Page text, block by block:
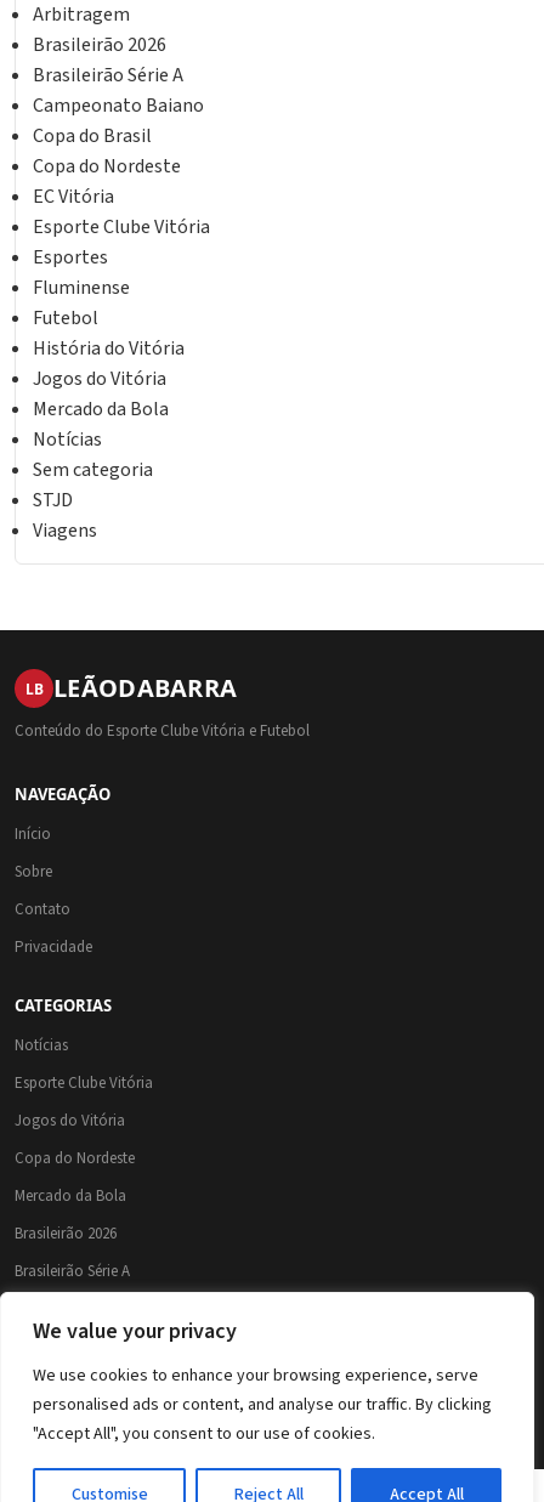
We value your privacy
We use cookies to enhance your browsing experience, serve
personalised ads or content, and analyse our traffic. By clicking
"Accept All", you consent to our use of cookies.
Customise Reject All Accept All
Arbitragem
Brasileirão 2026
Brasileirão Série A
Campeonato Baiano
Copa do Brasil
Copa do Nordeste
EC Vitória
Esporte Clube Vitória
Esportes
Fluminense
Futebol
História do Vitória
Jogos do Vitória
Mercado da Bola
Notícias
Sem categoria
STJD
Viagens
LB LEÃODABARRA
Conteúdo do Esporte Clube Vitória e Futebol
NAVEGAÇÃO
Início
Sobre
Contato
Privacidade
CATEGORIAS
Notícias
Esporte Clube Vitória
Jogos do Vitória
Copa do Nordeste
Mercado da Bola
Brasileirão 2026
Brasileirão Série A
© 2026 Leão da Barra – Conteúdo do Esporte Clube Vitória e Futebol. Todos os
direitos reservados.
Conteúdo não oficial. Site feito por torcedores para torcedores.